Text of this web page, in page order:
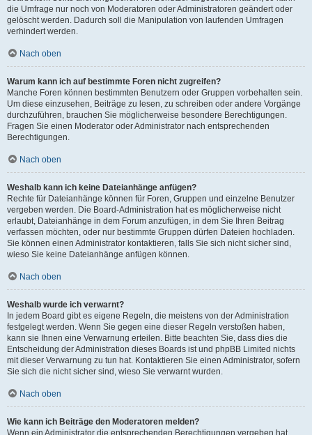
die Umfrage nur noch von Moderatoren oder Administratoren geändert oder
gelöscht werden. Dadurch soll die Manipulation von laufenden Umfragen
verhindert werden.
Nach oben
Warum kann ich auf bestimmte Foren nicht zugreifen?
Manche Foren können bestimmten Benutzern oder Gruppen vorbehalten sein.
Um diese einzusehen, Beiträge zu lesen, zu schreiben oder andere Vorgänge
durchzuführen, brauchen Sie möglicherweise besondere Berechtigungen.
Fragen Sie einen Moderator oder Administrator nach entsprechenden
Berechtigungen.
Nach oben
Weshalb kann ich keine Dateianhänge anfügen?
Rechte für Dateianhänge können für Foren, Gruppen und einzelne Benutzer
vergeben werden. Die Board-Administration hat es möglicherweise nicht
erlaubt, Dateianhänge in dem Forum anzufügen, in dem Sie Ihren Beitrag
verfassen möchten, oder nur bestimmte Gruppen dürfen Dateien hochladen.
Sie können einen Administrator kontaktieren, falls Sie sich nicht sicher sind,
wieso Sie keine Dateianhänge anfügen können.
Nach oben
Weshalb wurde ich verwarnt?
In jedem Board gibt es eigene Regeln, die meistens von der Administration
festgelegt werden. Wenn Sie gegen eine dieser Regeln verstoßen haben,
kann sie Ihnen eine Verwarnung erteilen. Bitte beachten Sie, dass dies die
Entscheidung der Administration dieses Boards ist und phpBB Limited nichts
mit dieser Verwarnung zu tun hat. Kontaktieren Sie einen Administrator, sofern
Sie sich die nicht sicher sind, wieso Sie verwarnt wurden.
Nach oben
Wie kann ich Beiträge den Moderatoren melden?
Wenn ein Administrator die entsprechenden Berechtigungen vergeben hat,